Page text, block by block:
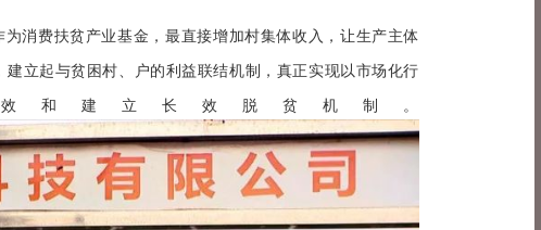
消费扶贫产业基金，最直接增加村集体收入，让生产主体
立起与贫困村、户的利益联结机制，真正实现以市场化行
和建立长效脱贫机制。